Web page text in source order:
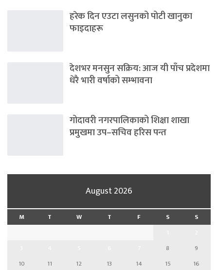
हरेक दिन एउटा लसुनको पोटी खानुका
फाइदाहरू
देशभर मनसुन सक्रिय: आज यी पाँच प्रदेशमा
धेरै भारी वर्षाको सम्भावना
गोदावरी नगरपालिकाको शिक्षा शाखा
प्रमुखमा उप–सचिव हरिस पन्त
August 2026
M T W T F S
S
8
9
10
11 12 13 14 15
16